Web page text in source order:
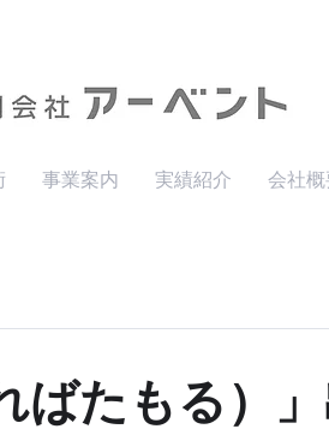
事業案内 実績紹介 会社概
ばたもる）